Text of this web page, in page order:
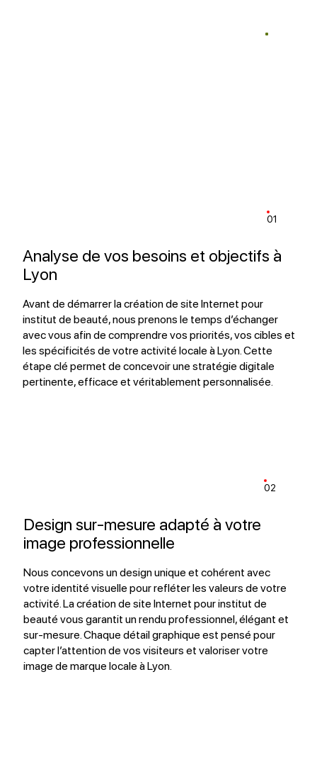
01
Analyse de vos besoins et objectifs à
Lyon
Avant de démarrer la création de site Internet pour
institut de beauté, nous prenons le temps d’échanger
avec vous afin de comprendre vos priorités, vos cibles et
les spécificités de votre activité locale à Lyon. Cette
étape clé permet de concevoir une stratégie digitale
pertinente, efficace et véritablement personnalisée.
02
Design sur-mesure adapté à votre
image professionnelle
Nous concevons un design unique et cohérent avec
votre identité visuelle pour refléter les valeurs de votre
activité. La création de site Internet pour institut de
beauté vous garantit un rendu professionnel, élégant et
sur-mesure. Chaque détail graphique est pensé pour
capter l’attention de vos visiteurs et valoriser votre
image de marque locale à Lyon.